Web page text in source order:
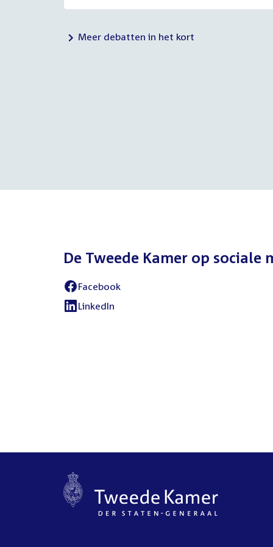
Meer debatten in het kort
De Tweede Kamer op sociale
External
link:
Facebook
External
LinkedIn